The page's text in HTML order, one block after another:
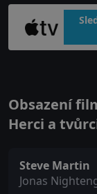
Obsazení
Herci a
Steve Martin
Jonas